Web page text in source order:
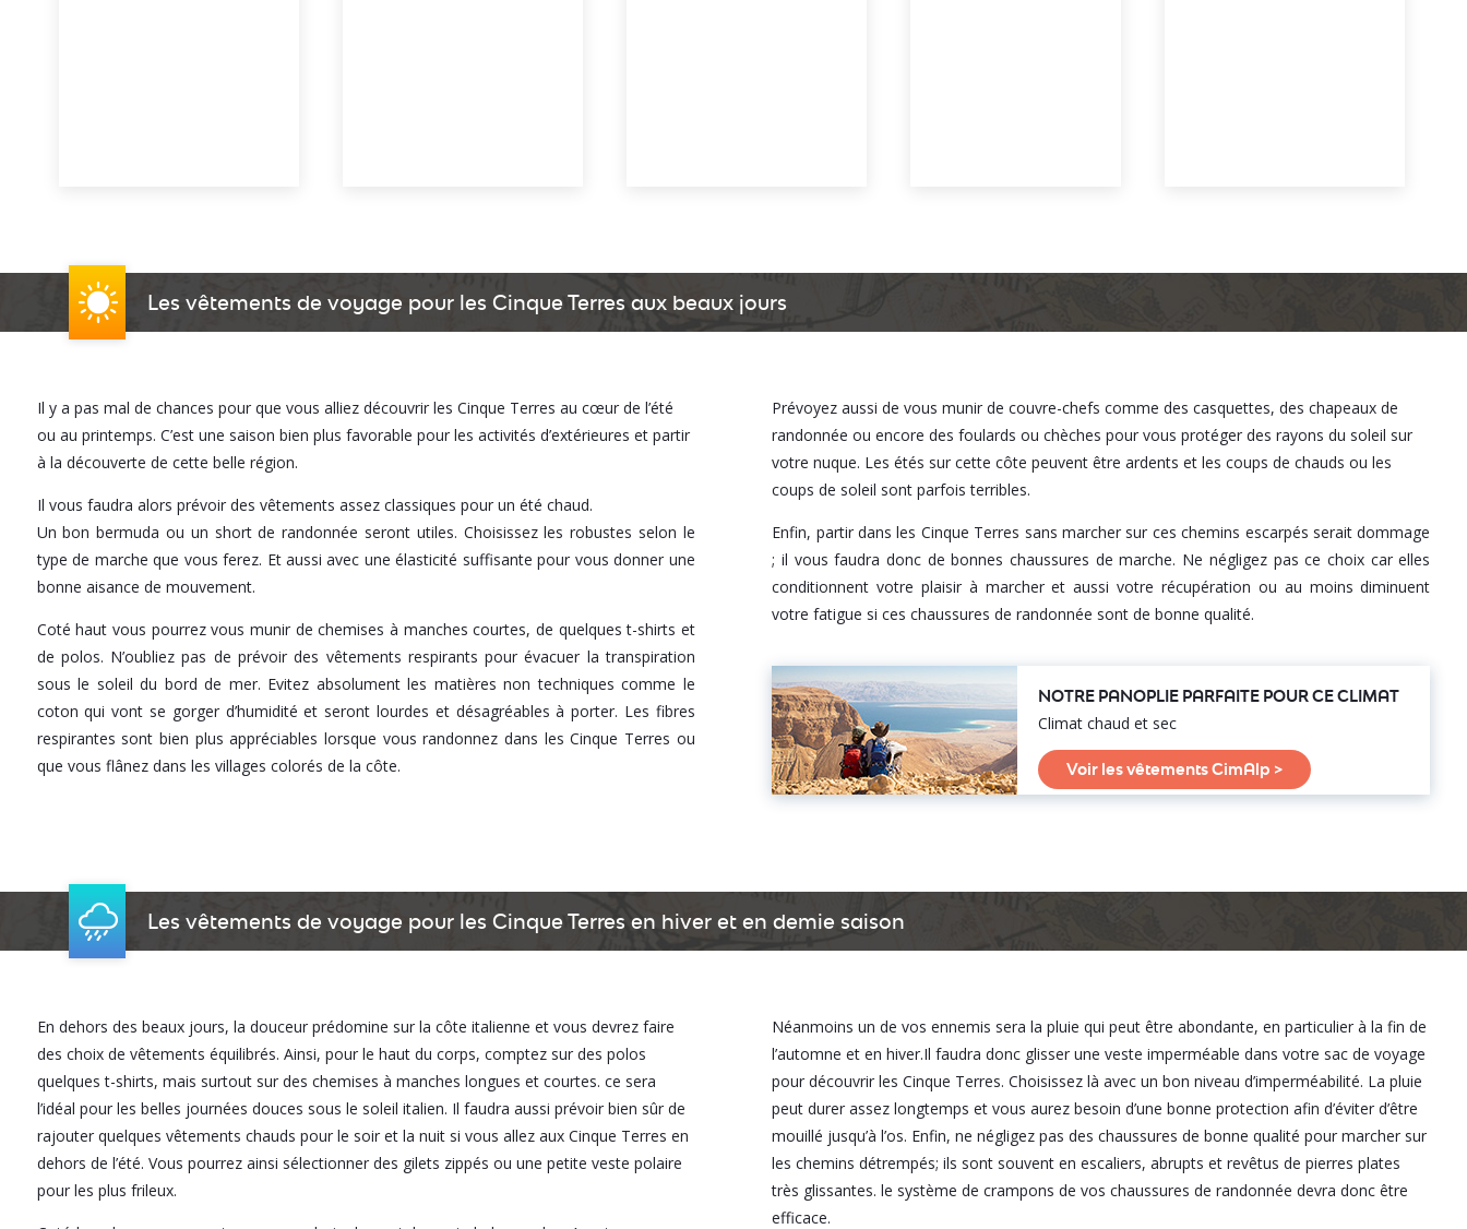
Les vêtements de voyage pour les Cinque Terres aux beaux jours
Il y a pas mal de chances pour que vous alliez découvrir les Cinque Terres au cœur de l’été
ou au printemps. C’est une saison bien plus favorable pour les activités d’extérieures et partir
à la découverte de cette belle région.
Il vous faudra alors prévoir des vêtements assez classiques pour un été chaud.
Un bon bermuda ou un short de randonnée seront utiles. Choisissez les robustes selon le
type de marche que vous ferez. Et aussi avec une élasticité suffisante pour vous donner une
bonne aisance de mouvement.
Coté haut vous pourrez vous munir de chemises à manches courtes, de quelques t-shirts et
de polos. N’oubliez pas de prévoir des vêtements respirants pour évacuer la transpiration
sous le soleil du bord de mer. Evitez absolument les matières non techniques comme le
coton qui vont se gorger d’humidité et seront lourdes et désagréables à porter. Les fibres
respirantes sont bien plus appréciables lorsque vous randonnez dans les Cinque Terres ou
que vous flânez dans les villages colorés de la côte.
Prévoyez aussi de vous munir de couvre-chefs comme des casquettes, des chapeaux de
randonnée ou encore des foulards ou chèches pour vous protéger des rayons du soleil sur
votre nuque. Les étés sur cette côte peuvent être ardents et les coups de chauds ou les
coups de soleil sont parfois terribles.
Enfin, partir dans les Cinque Terres sans marcher sur ces chemins escarpés serait dommage
; il vous faudra donc de bonnes chaussures de marche. Ne négligez pas ce choix car elles
conditionnent votre plaisir à marcher et aussi votre récupération ou au moins diminuent
votre fatigue si ces chaussures de randonnée sont de bonne qualité.
NOTRE PANOPLIE PARFAITE POUR CE CLIMAT
Climat chaud et sec
Voir les vêtements CimAlp >
Les vêtements de voyage pour les Cinque Terres en hiver et en demie saison
En dehors des beaux jours, la douceur prédomine sur la côte italienne et vous devrez faire
des choix de vêtements équilibrés. Ainsi, pour le haut du corps, comptez sur des polos
quelques t-shirts, mais surtout sur des chemises à manches longues et courtes. ce sera
l’idéal pour les belles journées douces sous le soleil italien. Il faudra aussi prévoir bien sûr de
rajouter quelques vêtements chauds pour le soir et la nuit si vous allez aux Cinque Terres en
dehors de l’été. Vous pourrez ainsi sélectionner des gilets zippés ou une petite veste polaire
pour les plus frileux.
Néanmoins un de vos ennemis sera la pluie qui peut être abondante, en particulier à la fin de
l’automne et en hiver.Il faudra donc glisser une veste imperméable dans votre sac de voyage
pour découvrir les Cinque Terres. Choisissez là avec un bon niveau d’imperméabilité. La pluie
peut durer assez longtemps et vous aurez besoin d’une bonne protection afin d’éviter d’être
mouillé jusqu’à l’os. Enfin, ne négligez pas des chaussures de bonne qualité pour marcher sur
les chemins détrempés; ils sont souvent en escaliers, abrupts et revêtus de pierres plates
très glissantes. le système de crampons de vos chaussures de randonnée devra donc être
efficace.